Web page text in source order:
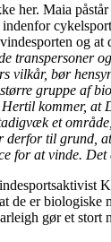
her. Maia
og at
transpersoner
vilkår, bør
gruppe af
kommer, at
et
til grund,
for at vinde.
de er
gør et